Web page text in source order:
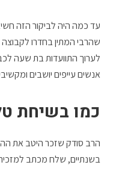
עד כמה היה לביקור הזה
לערוך התוועדות בת שעה
אנשים עייפים יושבים
כמו בשיחת
הרב סודק שזכר היטב את
בשנתיים, שלח מכתב